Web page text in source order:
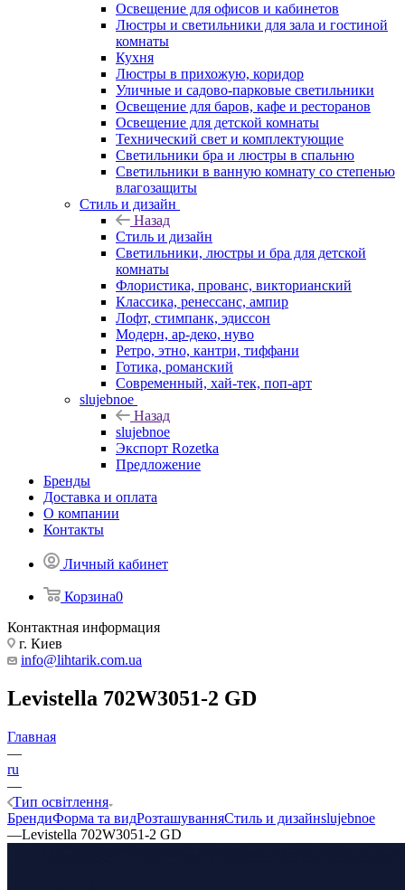
Освещение для офисов и кабинетов
Люстры и светильники для зала и гостиной
комнаты
Кухня
Люстры в прихожую, коридор
Уличные и садово-парковые светильники
Освещение для баров, кафе и ресторанов
Освещение для детской комнаты
Технический свет и комплектующие
Светильники бра и люстры в спальню
Светильники в ванную комнату со степенью
влагозащиты
Стиль и дизайн
Назад
Стиль и дизайн
Светильники, люстры и бра для детской
комнаты
Флористика, прованс, викторианский
Классика, ренессанс, ампир
Лофт, стимпанк, эдиссон
Модерн, ар-деко, нуво
Ретро, этно, кантри, тиффани
Готика, романский
Современный, хай-тек, поп-арт
slujebnoe
Назад
slujebnoe
Экспорт Rozetka
Предложение
Бренды
Доставка и оплата
О компании
Контакты
Личный кабинет
Корзина0
Контактная информация
г. Киев
info@lihtarik.com.ua
Levistella 702W3051-2 GD
Главная
—
ru
—
Тип освітлення
БрендиФорма та видРозташуванняСтиль и дизайнslujebnoe
—Levistella 702W3051-2 GD